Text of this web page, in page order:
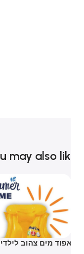
You may also
מים צהוב לילדים –